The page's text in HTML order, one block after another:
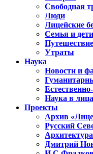
Свободная
Люди
Лицейские
Семья и дети
Путешествие
Утраты
Наука
Новости и
Наука в
Проекты
Архив
Русский
Дмитрий